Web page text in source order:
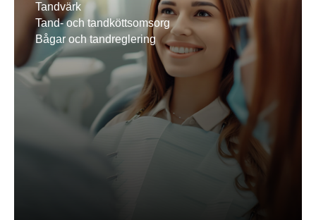
Tandvärk
Tand- och tandköttsomsorg
Bågar och tandreglering